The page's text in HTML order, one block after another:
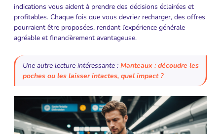
indications vous aident à prendre des décisions éclairées et
profitables. Chaque fois que vous devriez recharger, des offres
pourraient être proposées, rendant l’expérience générale
agréable et financièrement avantageuse.
Une autre lecture intéressante : Manteaux : découdre les
poches ou les laisser intactes, quel impact ?